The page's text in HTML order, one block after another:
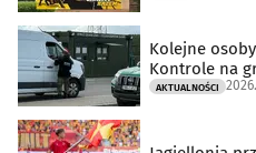
Kolejne
Kontrole na
AKTUALNOŚCI